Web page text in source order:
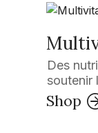
Des
soutenir
Shop